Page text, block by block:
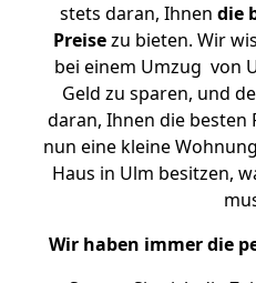
stets daran, Ihnen die
Preisezu bieten. Wir
bei einem Umzug von
Geld zu sparen, und
daran, Ihnen die besten
nun eine kleine
Haus in Ulm besitzen,
Wir haben immer die